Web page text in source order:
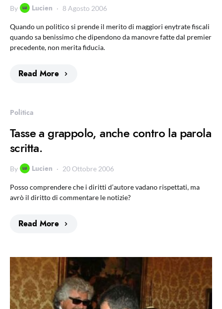
By Lucien 8 Agosto 2006
Quando un politico si prende il merito di maggiori enytrate fiscali
quando sa benissimo che dipendono da manovre fatte dal premier
precedente, non merita fiducia.
Read More
Politica
Tasse a grappolo, anche contro la parola
scritta.
By Lucien 20 Ottobre 2006
Posso comprendere che i diritti d’autore vadano rispettati, ma
avrò il diritto di commentare le notizie?
Read More